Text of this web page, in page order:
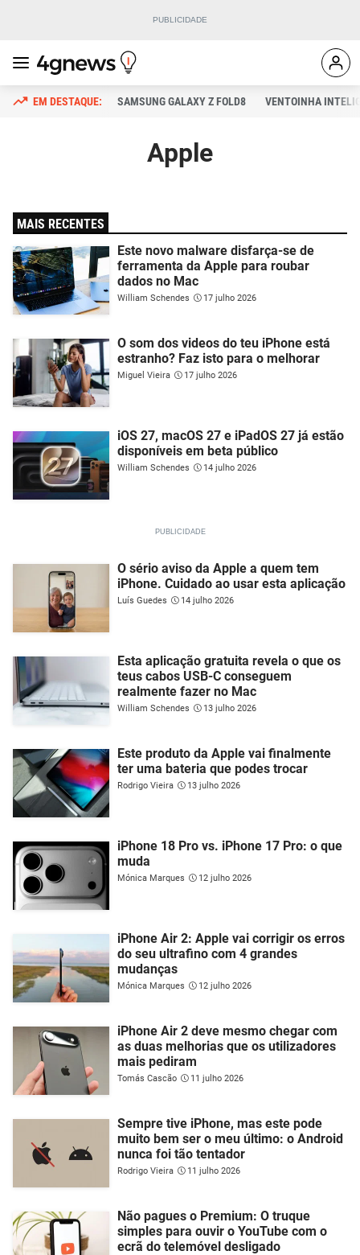
SAMSUNG GALAXY Z FOLD8 VENTOINHA
Apple
MAIS RECENTES
Este novo malware disfarça-se de
ferramenta da Apple para roubar
dados no Mac
William Schendes 17 julho 2026
O som dos videos do teu iPhone está
estranho? Faz isto para o melhorar
Miguel Vieira 17 julho 2026
iOS 27, macOS 27 e iPadOS 27 já estão
disponíveis em beta público
William Schendes 14 julho 2026
O sério aviso da Apple a quem tem
iPhone. Cuidado ao usar esta aplicação
Luís Guedes 14 julho 2026
Esta aplicação gratuita revela o que os
teus cabos USB-C conseguem
realmente fazer no Mac
William Schendes 13 julho 2026
Este produto da Apple vai finalmente
ter uma bateria que podes trocar
Rodrigo Vieira 13 julho 2026
iPhone 18 Pro vs. iPhone 17 Pro: o que
muda
Mónica Marques 12 julho 2026
iPhone Air 2: Apple vai corrigir os erros
do seu ultrafino com 4 grandes
mudanças
Mónica Marques 12 julho 2026
iPhone Air 2 deve mesmo chegar com
as duas melhorias que os utilizadores
mais pediram
Tomás Cascão 11 julho 2026
Sempre tive iPhone, mas este pode
muito bem ser o meu último: o Android
nunca foi tão tentador
Rodrigo Vieira 11 julho 2026
Não pagues o Premium: O truque
simples para ouvir o YouTube com o
ecrã do telemóvel desligado